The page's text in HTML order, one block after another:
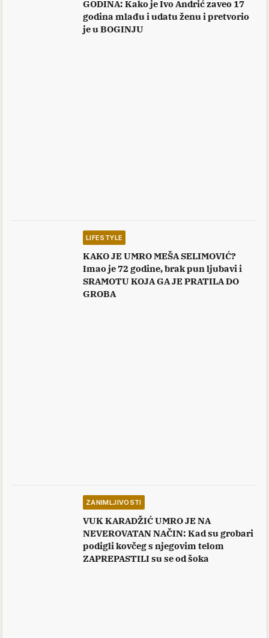
GODINA: Kako je Ivo Andrić zaveo 17
godina mlađu i udatu ženu i pretvorio
je u BOGINJU
LIFESTYLE
KAKO JE UMRO MEŠA SELIMOVIĆ?
Imao je 72 godine, brak pun ljubavi i
SRAMOTU KOJA GA JE PRATILA DO
GROBA
ZANIMLJIVOSTI
VUK KARADŽIĆ UMRO JE NA
NEVEROVATAN NAČIN: Kad su grobari
podigli kovčeg s njegovim telom
ZAPREPASTILI su se od šoka